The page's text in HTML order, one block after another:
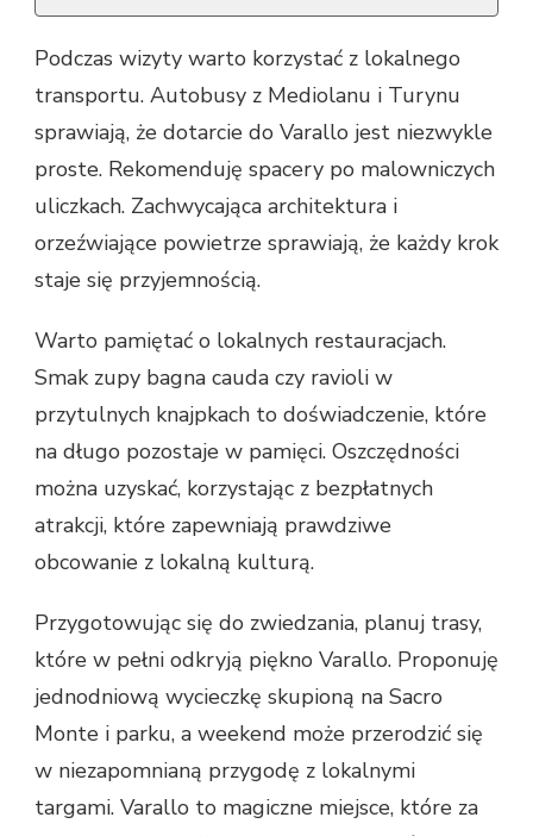
Podczas wizyty warto korzystać z lokalnego
transportu. Autobusy z Mediolanu i Turynu
sprawiają, że dotarcie do Varallo jest niezwykle
proste. Rekomenduję spacery po malowniczych
uliczkach. Zachwycająca architektura i
orzeźwiające powietrze sprawiają, że każdy krok
staje się przyjemnością.
Warto pamiętać o lokalnych restauracjach.
Smak zupy bagna cauda czy ravioli w
przytulnych knajpkach to doświadczenie, które
na długo pozostaje w pamięci. Oszczędności
można uzyskać, korzystając z bezpłatnych
atrakcji, które zapewniają prawdziwe
obcowanie z lokalną kulturą.
Przygotowując się do zwiedzania, planuj trasy,
które w pełni odkryją piękno Varallo. Proponuję
jednodniową wycieczkę skupioną na Sacro
Monte i parku, a weekend może przerodzić się
w niezapomnianą przygodę z lokalnymi
targami. Varallo to magiczne miejsce, które za